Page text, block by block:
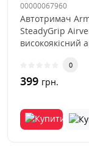
00000067960
Автотримач
SteadyGrip
високоякісний
0
399 грн.